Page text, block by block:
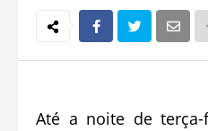
Até a noite de